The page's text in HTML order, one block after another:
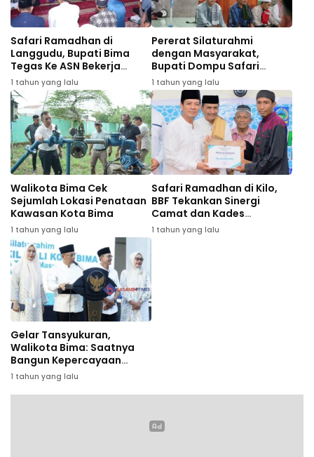
Safari Ramadhan di
Langgudu, Bupati Bima
Tegas Ke ASN Bekerja
Profesional
1 tahun yang lalu
Pererat Silaturahmi
dengan Masyarakat,
Bupati Dompu Safari
Ramadhan di Desa
Tanjung
1 tahun yang lalu
Walikota Bima Cek
Sejumlah Lokasi Penataan
Kawasan Kota Bima
1 tahun yang lalu
Safari Ramadhan di Kilo,
BBF Tekankan Sinergi
Camat dan Kades
Wujudkan Dompu Maju
1 tahun yang lalu
Gelar Tansyukuran,
Walikota Bima: Saatnya
Bangun Kepercayaan
Masyarakat
1 tahun yang lalu